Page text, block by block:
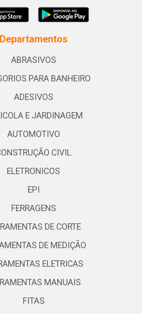
Departamentos
ABRASIVOS
PARA BANHEIRO
ADESIVOS
E JARDINAGEM
AUTOMOTIVO
CIVIL
ELETRONICOS
EPI
FERRAGENS
DE CORTE
DE MEDIÇÃO
ELETRICAS
MANUAIS
FITAS